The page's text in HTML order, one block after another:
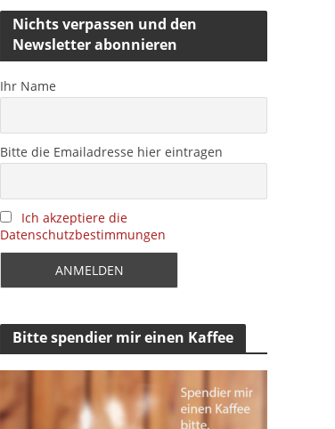
Nichts verpassen und den
Newsletter abonnieren
Ihr Name
Bitte die Emailadresse hier eintragen
Ich akzeptiere die
Datenschutzbestimmungen
Bitte spendier mir einen Kaffee